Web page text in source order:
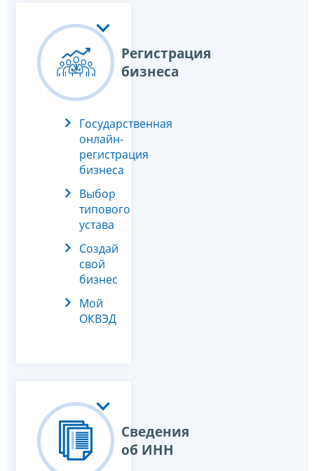
Регистрация
бизнеса
Государственная
онлайн-
регистрация
бизнеса
Выбор
типового
устава
Создай
свой
бизнес
Мой
ОКВЭД
Сведения
об ИНН